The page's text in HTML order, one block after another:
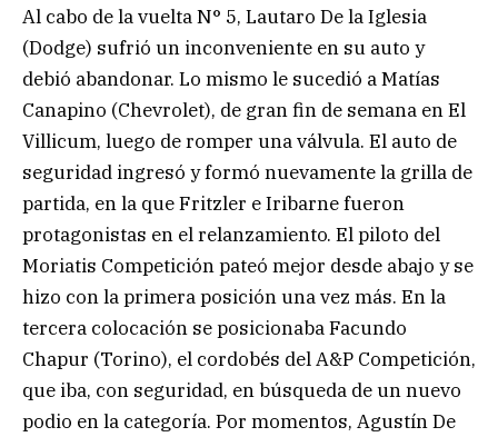
Al cabo de la vuelta N° 5, Lautaro De la Iglesia
(Dodge) sufrió un inconveniente en su auto y
debió abandonar. Lo mismo le sucedió a Matías
Canapino (Chevrolet), de gran fin de semana en El
Villicum, luego de romper una válvula. El auto de
seguridad ingresó y formó nuevamente la grilla de
partida, en la que Fritzler e Iribarne fueron
protagonistas en el relanzamiento. El piloto del
Moriatis Competición pateó mejor desde abajo y se
hizo con la primera posición una vez más. En la
tercera colocación se posicionaba Facundo
Chapur (Torino), el cordobés del A&P Competición,
que iba, con seguridad, en búsqueda de un nuevo
podio en la categoría. Por momentos, Agustín De